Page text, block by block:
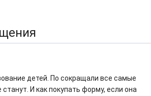
детей. По сокращали все самые
И как покупать форму, если она